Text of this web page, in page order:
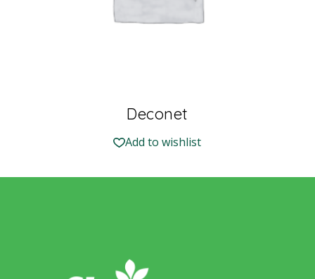
Deconet
Add to wishlist